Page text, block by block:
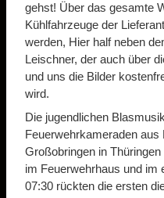
gehst! Über das gesamte
Kühlfahrzeuge der
werden, Hier half neben
Leischner, der auch über
und uns die Bilder
wird.
Die jugendlichen
Feuerwehrkameraden
Großobringen in
im Feuerwehrhaus und im
07:30 rückten die ersten